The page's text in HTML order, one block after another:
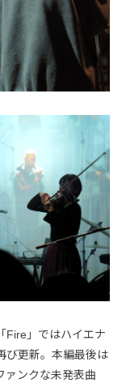
Fire」ではハイエナ
び更新。本編最後は
ァンクな未発表曲